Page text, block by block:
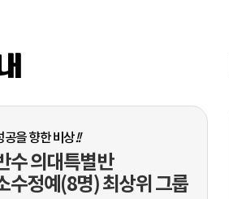
공을 향한 비상!!
수 의대특별반
수정예(8명) 최상위 그룹